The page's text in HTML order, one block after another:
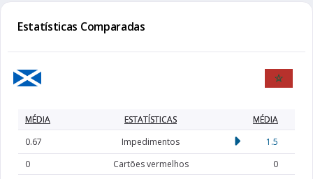
Estatísticas Comparadas
MÉDIA ESTATÍSTICAS
MÉDIA
0.67
Impedimentos
1.5
0
Cartões vermelhos
0